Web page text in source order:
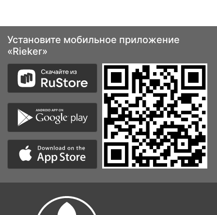
Установите мобильное приложение
«Rieker»